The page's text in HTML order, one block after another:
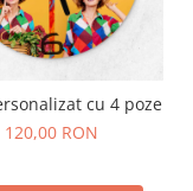
AA, carecu 4 poze
120,00 RON